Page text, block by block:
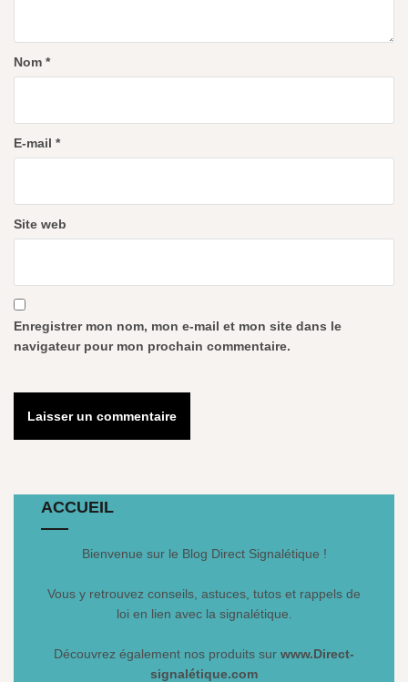
Nom *
E-mail *
Site web
Enregistrer mon nom, mon e-mail et mon site dans le
navigateur pour mon prochain commentaire.
ACCUEIL
Bienvenue sur le Blog Direct Signalétique !
Vous y retrouvez conseils, astuces, tutos et rappels de
loi en lien avec la signalétique.
Découvrez également nos produits sur www.Direct-
signalétique.com